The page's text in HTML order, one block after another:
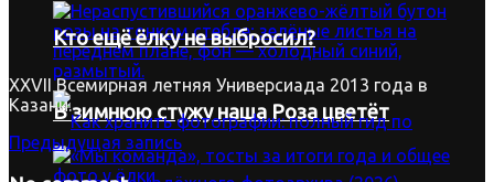
В зимнюю стужу наша Роза цветёт
Кто ещё ёлку не выбросил?
XXVII Всемирная летняя Универсиада 2013 года в
Казани.
Предыдущая запись